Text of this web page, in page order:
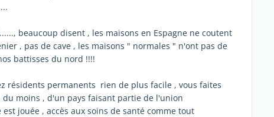
beaucoup disent , les maisons en Espagne ne coutent
, pas de cave , les maisons " normales " n'ont pas de
battisses du nord !!!!
résidents permanents rien de plus facile , vous faites
moins , d'un pays faisant partie de l'union
jouée , accès aux soins de santé comme tout